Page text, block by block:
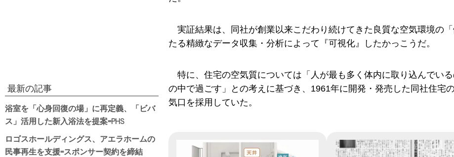
実証結果は、同社が創業以来こだわり続けてきた良質な空気環境の
たる精緻なデータ収集・分析によって『可視化』したかっこうだ。
特に、住宅の空気質については「人が最も多く体内に取り込んでい
の中で過ごす」との考えに基づき、1961年に開発・発売した同社住宅
気口を採用していた。
最新の記事
浴室を「心身回復の場」に再定義、「ビバ
ス」活用した新入浴法を提案=PHS
ロゴスホールディングス、アエラホームの
民事再生を支援=スポンサー契約を締結